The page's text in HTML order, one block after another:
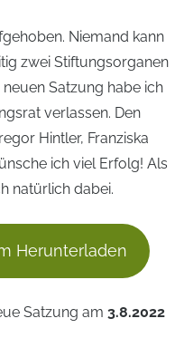
Niemand kann
zwei Stiftungsorganen
Satzung habe ich
verlassen. Den
Hintler, Franziska
ich viel Erfolg! Als
natürlich dabei.
Herunterladen
Satzung am3.8.2022